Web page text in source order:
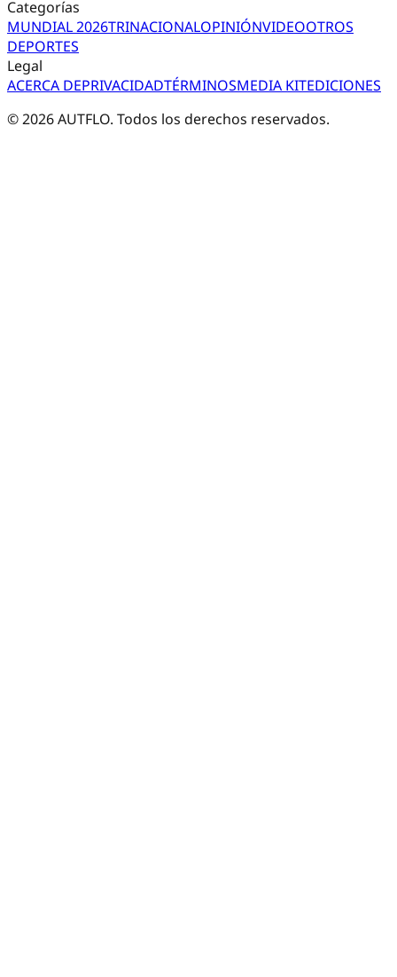
Categorías
MUNDIAL 2026TRINACIONALOPINIÓNVIDEOOTROS
DEPORTES
Legal
ACERCA DEPRIVACIDADTÉRMINOSMEDIA KITEDICIONES
©2026AUTFLO. Todos los derechos reservados.